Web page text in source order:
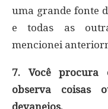
uma grande fonte
e todas as
mencionei
7. Você procura
observa coisas
devaneios.